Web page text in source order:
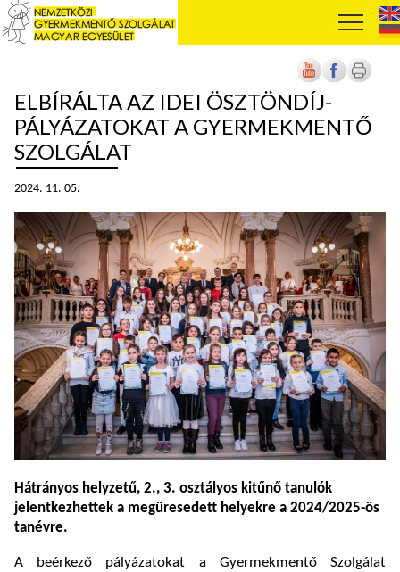
ELBÍRÁLTA AZ IDEI ÖSZTÖNDÍJ-
PÁLYÁZATOKAT A GYERMEKMENTŐ
SZOLGÁLAT
2024. 11. 05.
Hátrányos helyzetű, 2., 3. osztályos kitűnő tanulók
jelentkezhettek a megüresedett helyekre a 2024/2025-ös
tanévre.
A beérkező pályázatokat a Gyermekmentő Szolgálat